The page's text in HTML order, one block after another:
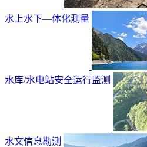
水上水下—体化测量
水库/水电站安全运行监测
水文信息勘测